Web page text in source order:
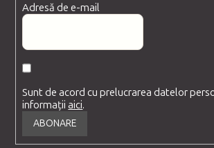
Adresă de e-mail
Sunt de acord cu prelucrarea datelor
informațiiaici.
ABONARE